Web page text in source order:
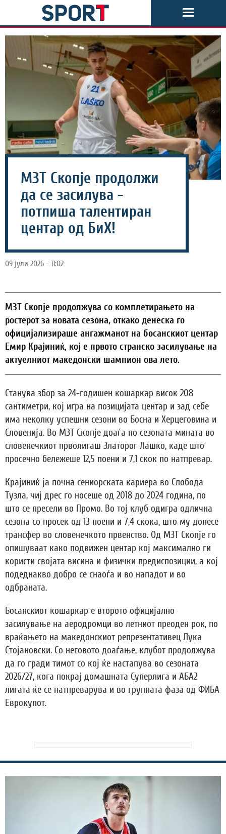
МЗТ Скопје продолжи
да се засилува -
потпиша талентиран
центар од БиХ!
09 јули 2026 - 11:02
МЗТ Скопје продолжува со комплетирањето на
ростерот за новата сезона, откако денеска го
официјализираше ангажманот на босанскиот центар
Емир Крајиниќ, кој е првото странско засилување на
актуелниот македонски шампион ова лето.
Станува збор за 24-годишен кошаркар висок 208
сантиметри, кој игра на позицијата центар и зад себе
има неколку успешни сезони во Босна и Херцеговина и
Словенија. Во МЗТ Скопје доаѓа по сезоната мината во
словенечкиот прволигаш Златорог Лашко, каде што
просечно бележеше 12,5 поени и 7,1 скок по натпревар.
Крајиниќ ја почна сениорската кариера во Слобода
Тузла, чиј дрес го носеше од 2018 до 2024 година, по
што се пресели во Промо. Во тој клуб одигра одлична
сезона со просек од 13 поени и 7,4 скока, што му донесе
трансфер во словенечкото првенство. Од МЗТ Скопје го
опишуваат како подвижен центар кој максимално ги
користи својата висина и физички предиспозиции, а кој
подеднакво добро се снаоѓа и во нападот и во
одбраната.
Босанскиот кошаркар е второто официјално
засилување на аеродромци во летниот преоден рок, по
враќањето на македонскиот репрезентативец Лука
Стојановски. Со неговото доаѓање, клубот продолжува
да го гради тимот со кој ќе настапува во сезоната
2026/27, кога покрај домашната Суперлига и АБА2
лигата ќе се натпреварува и во групната фаза од ФИБА
Еврокупот.